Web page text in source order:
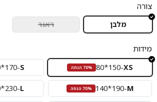
צורה
מלבן ראנר
מידות
XS
-
80*150 70% הנחה S
-
M
-
140*190 70% הנחה L
-